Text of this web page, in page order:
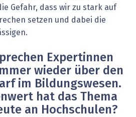
Gefahr, dass wir zu stark auf
setzen und dabei die
Expertinnen
wieder über den
im Bildungswesen.
hat das Thema
an Hochschulen?